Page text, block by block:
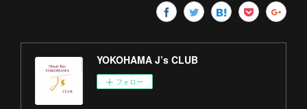
YOKOHAMA J’s CLUB
フォロー